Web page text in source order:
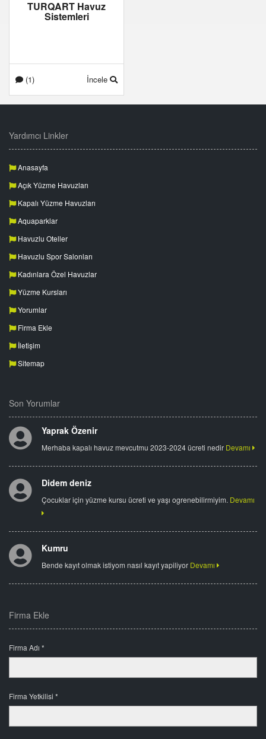
TURQART Havuz
Sistemleri
(1) İncele
Yardımcı Linkler
Anasayfa
Açık Yüzme Havuzları
Kapalı Yüzme Havuzları
Aquaparklar
Havuzlu Oteller
Havuzlu Spor Salonları
Kadınlara Özel Havuzlar
Yüzme Kursları
Yorumlar
Firma Ekle
İletişim
Sitemap
Son Yorumlar
Yaprak Özenir
Merhaba kapalı havuz mevcutmu 2023-2024 ücreti nedir Devamı
Didem deniz
Çocuklar için yüzme kursu ücreti ve yaşı ogrenebilirmiyim. Devamı
Kumru
Bende kayıt olmak istiyom nasıl kayıt yapiliyor Devamı
Firma Ekle
Firma Adı *
Firma Yetkilisi *